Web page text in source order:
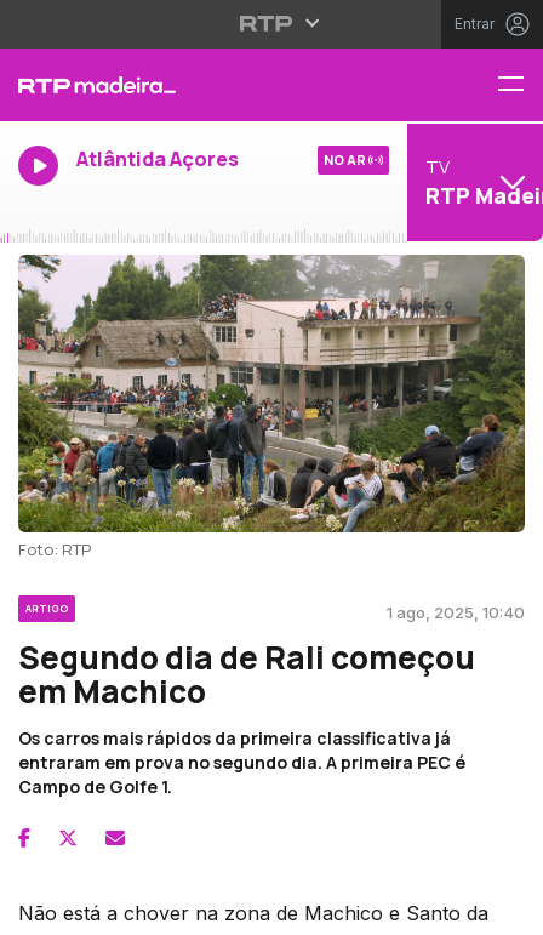
Entrar
Atlântida Açores NO AR TV
RTP
Foto: RTP
ARTIGO 1 ago, 2025, 10:40
Segundo dia de Rali começou
em Machico
Os carros mais rápidos da primeira classificativa já
entraram em prova no segundo dia. A primeira PEC é
Campo de Golfe 1.
Não está a chover na zona de Machico e Santo da